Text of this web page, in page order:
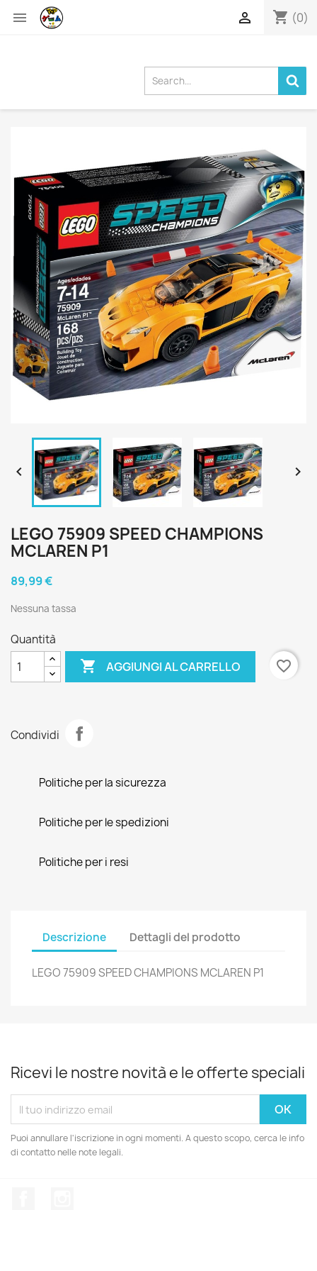
 shopping_cart (0)

 
LEGO 75909 SPEED CHAMPIONS
MCLAREN P1
89,99 €
Nessuna tassa
Quantità
 AGGIUNGI AL CARRELLO favorite_border
Condividi
Politiche per la sicurezza
Politiche per le spedizioni
Politiche per i resi
Descrizione Dettagli del prodotto
LEGO 75909 SPEED CHAMPIONS MCLAREN P1
Ricevi le nostre novità e le offerte speciali
Puoi annullare l'iscrizione in ogni momenti. A questo scopo, cerca le info
di contatto nelle note legali.